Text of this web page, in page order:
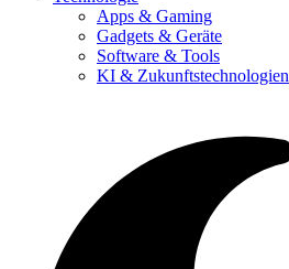
Apps & Gaming
Gadgets & Geräte
Software & Tools
KI & Zukunftstechnologien